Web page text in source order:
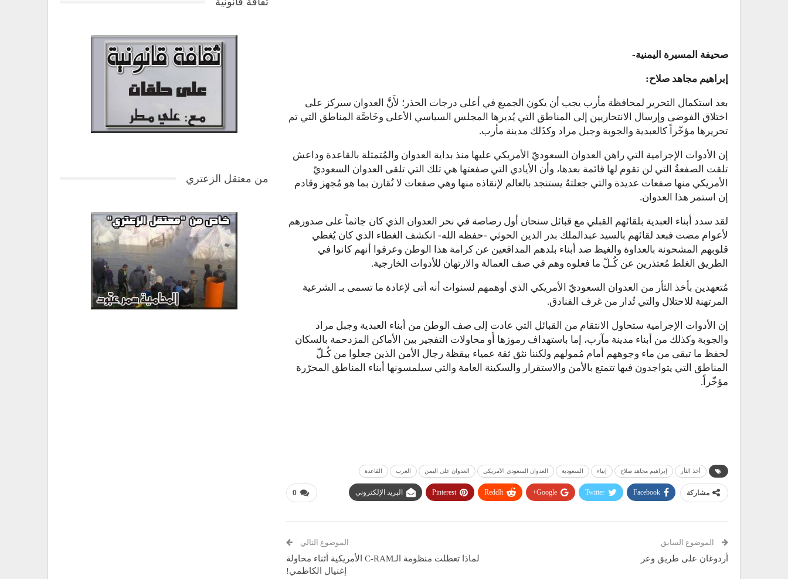
صحيفة المسيرة اليمنية-
إبراهيم مجاهد صلاح:
بعد استكمال التحرير لمحافظة مأرب يجب أن يكون الجميع في أعلى درجات الحذر؛ لأَنَّ العدوان سيركز على
اختلاق الفوضى وإرسال الانتحاريين إلى المناطق التي يُديرها المجلس السياسي الأعلى وخَاصَّة المناطق التي تم
تحريرها مؤخّراً كالعبدية والجوبة وجبل مراد وكذَلك مدينة مأرب.
إن الأدوات الإجرامية التي راهن العدوان السعوديّ الأمريكي عليها منذ بداية العدوان والمُتمثلة بالقاعدة وداعش
تلقت الصفعةُ التي لن تقوم لها قائمة بعدها، وأن الأيادي التي صفعتها هي تلك التي تلقى العدوان السعوديّ
الأمريكي منها صفعات عديدة والتي جعلتهُ يستنجد بالعالم لإنقاذه منها وهي صفعات لا تُقارن بما هو مُجهز وقادم
إن استمر هذا العدوان.
لقد سدد أبناء العبدية بلقائهم القبلي مع قبائل سنحان أول رصاصة في نحر العدوان الذي كان جاثماً على صدورهم
لأعوام مضت فبعد لقائهم بالسيد عبدالملك بدر الدين الحوثي -حفظه الله- انكشف الغطاء الذي كان يُغطي
قلوبهم المشحونة بالعداوة والغيظ ضد أبناء بلدهم المدافعين عن كرامة هذا الوطن وعرفوا أنهم كانوا في
الطريق الغلط مُعتذرين عن كُـلّ ما فعلوه وهم في صف العمالة والارتهان للأدوات الخارجية.
مُتعهدين بأخذ الثأر من العدوان السعوديّ الأمريكي الذي أوهمهم لسنوات أنه أتى لإعادة ما تسمى بـ الشرعية
المرتهنة للاحتلال والتي تُدار من غرف الفنادق.
إن الأدوات الإجرامية ستحاول الانتقام من القبائل التي عادت إلى صف الوطن من أبناء العبدية وجبل مراد
والجوبة وكذلك من أبناء مدينة مآرب، إما باستهداف رموزها أَو محاولات التفجير بين الأماكن المزدحمة بالسكان
لحفظ ما تبقى من ماء وجوههم أمام مُمولهم ولكننا نثق ثقة عمياء بيقظة رجال الأمن الذين جعلوا من كُـلّ
المناطق التي يتواجدون فيها تتمتع بالأمن والاستقرار والسكينة العامة والتي سيلمسونها أبناء المناطق المحرّرة
مؤخّراً.
أخذ الثأر إبراهيم مجاهد صلاح إنباء السعودية العدوان السعودي الأمريكي العدوان على اليمن العرب القاعدة
0 مشاركة Facebook
Twitter
Google+
ReddIt
Pinterest البريد الإلكتروني
الموضوع السابق
أردوغان على طريق وعر
الموضوع التالي
لماذا تعطلت منظومة الـC-RAM الأمريكية أثناء محاولة
إغتيال الكاظمي!
من معتقل الزعتري